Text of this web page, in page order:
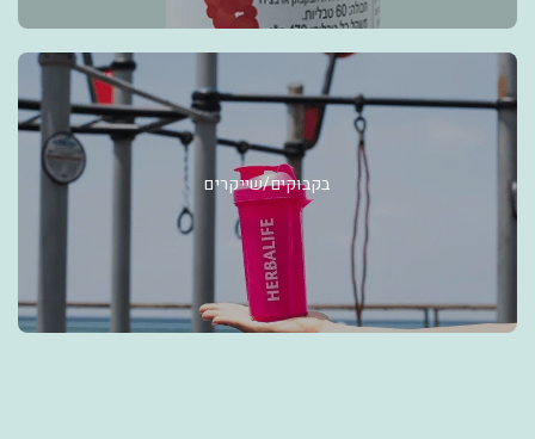
בקבוקים/שייקרים